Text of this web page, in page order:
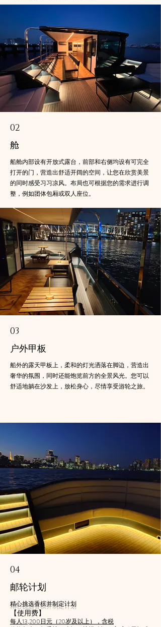
02
舱
船舱内部设有开放式露台，前部和右侧均设有可完全
打开的门，营造出舒适开阔的空间，让您在欣赏美景
的同时感受习习凉风。布局也可根据您的需求进行调
整，例如团体包厢或双人座位。
03
户外甲板
船外的露天甲板上，柔和的灯光洒落在脚边，营造出
奢华的氛围，同时还能饱览前方的全景风光。您可以
舒适地躺在沙发上，放松身心，尽情享受游轮之旅。
04
邮轮计划
精心挑选香槟并制定计划
【使用费】
每人13,200日元（20岁及以上），含税